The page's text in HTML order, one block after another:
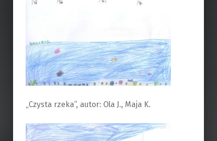
„Czysta rzeka”, autor: Ola J., Maja K.